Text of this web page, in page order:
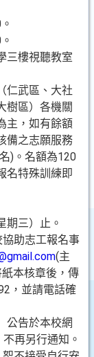
三樓視聽教室
仁武區、大社
樹區）各機關
主，如有餘額
備之志願服務
)。名額為120
名特殊訓練即
期三）止。
助志工報名事
(主
本核章後，傳
，並請電話確
公告於本校網
再另行通知。